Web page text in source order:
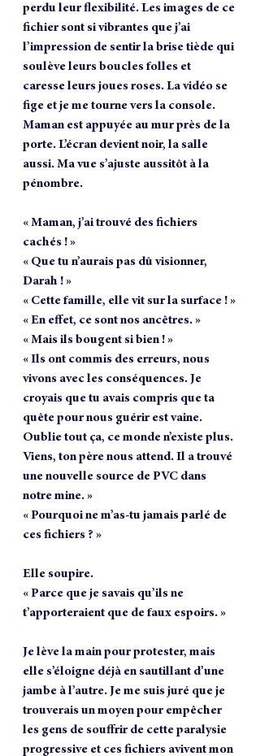
perdu leur flexibilité. Les images de ce
fichier sont si vibrantes que j’ai
l’impression de sentir la brise tiède qui
soulève leurs boucles folles et
caresse leurs joues roses. La vidéo se
fige et je me tourne vers la console.
Maman est appuyée au mur près de la
porte. L’écran devient noir, la salle
aussi. Ma vue s’ajuste aussitôt à la
pénombre.
« Maman, j’ai trouvé des fichiers
cachés ! »
« Que tu n’aurais pas dû visionner,
Darah ! »
« Cette famille, elle vit sur la surface ! »
« En effet, ce sont nos ancêtres. »
« Mais ils bougent si bien ! »
« Ils ont commis des erreurs, nous
vivons avec les conséquences. Je
croyais que tu avais compris que ta
quête pour nous guérir est vaine.
Oublie tout ça, ce monde n’existe plus.
Viens, ton père nous attend. Il a trouvé
une nouvelle source de PVC dans
notre mine. »
« Pourquoi ne m’as-tu jamais parlé de
ces fichiers ? »
Elle soupire.
« Parce que je savais qu’ils ne
t’apporteraient que de faux espoirs. »
Je lève la main pour protester, mais
elle s’éloigne déjà en sautillant d’une
jambe à l’autre. Je me suis juré que je
trouverais un moyen pour empêcher
les gens de souffrir de cette paralysie
progressive et ces fichiers avivent mon